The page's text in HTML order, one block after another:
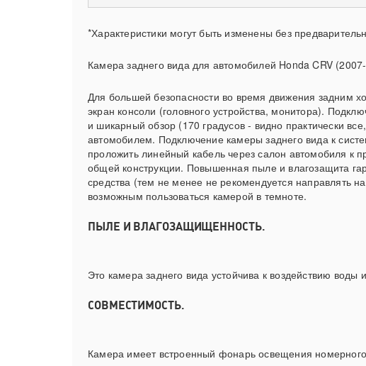
*Характеристики могут быть изменены без
Камера заднего вида для автомобилей Honda CRV
Для большей безопасности во время движения задним
экран консоли (головного устройства, монитора).
и шикарный обзор (170 градусов - видно практически
автомобилем. Подключение камеры заднего вида к
проложить линейный кабель через салон автомобиля к
общей конструкции. Повышенная пыле и влагозащита
средства (тем не менее не рекомендуется направлять
возможным пользоваться камерой в темноте.
ПЫЛЕ И ВЛАГОЗАЩИЩЕННОСТЬ.
Это камера заднего вида устойчива к воздействию
СОВМЕСТИМОСТЬ.
Камера имеет встроенный фонарь освещения